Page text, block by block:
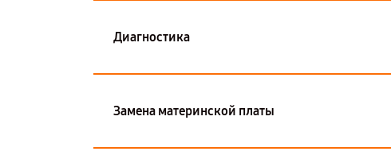
Диагностика
Замена материнской платы